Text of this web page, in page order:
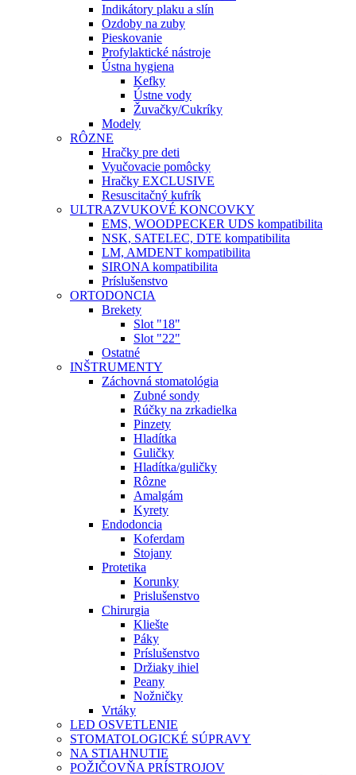
Indikátory plaku a slín
Ozdoby na zuby
Pieskovanie
Profylaktické nástroje
Ústna hygiena
Kefky
Ústne vody
Žuvačky/Cukríky
Modely
RÔZNE
Hračky pre deti
Vyučovacie pomôcky
Hračky EXCLUSIVE
Resuscitačný kufrík
ULTRAZVUKOVÉ KONCOVKY
EMS, WOODPECKER UDS kompatibilita
NSK, SATELEC, DTE kompatibilita
LM, AMDENT kompatibilita
SIRONA kompatibilita
Príslušenstvo
ORTODONCIA
Brekety
Slot "18"
Slot "22"
Ostatné
INŠTRUMENTY
Záchovná stomatológia
Zubné sondy
Rúčky na zrkadielka
Pinzety
Hladítka
Guličky
Hladítka/guličky
Rôzne
Amalgám
Kyrety
Endodoncia
Koferdam
Stojany
Protetika
Korunky
Prislušenstvo
Chirurgia
Kliešte
Páky
Príslušenstvo
Držiaky ihiel
Peany
Nožničky
Vrtáky
LED OSVETLENIE
STOMATOLOGICKÉ SÚPRAVY
NA STIAHNUTIE
POŽIČOVŇA PRÍSTROJOV